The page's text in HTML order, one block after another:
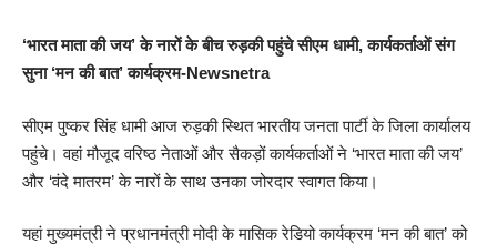
‘भारत माता की जय’ के नारों के बीच रुड़की पहुंचे सीएम धामी, कार्यकर्ताओं संग
सुना ‘मन की बात’ कार्यक्रम-Newsnetra
सीएम पुष्कर सिंह धामी आज रुड़की स्थित भारतीय जनता पार्टी के जिला कार्यालय
पहुंचे। वहां मौजूद वरिष्ठ नेताओं और सैकड़ों कार्यकर्ताओं ने ‘भारत माता की जय’
और ‘वंदे मातरम’ के नारों के साथ उनका जोरदार स्वागत किया।
यहां मुख्यमंत्री ने प्रधानमंत्री मोदी के मासिक रेडियो कार्यक्रम ‘मन की बात’ को